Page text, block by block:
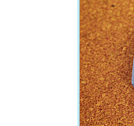
이코 라이프 하